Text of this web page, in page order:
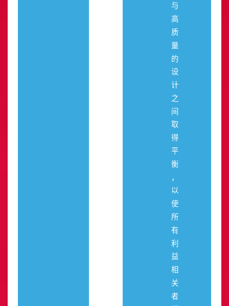
与
高
质
量
的
设
计
之
间
取
得
平
衡
，
以
使
所
有
利
益
相
关
者